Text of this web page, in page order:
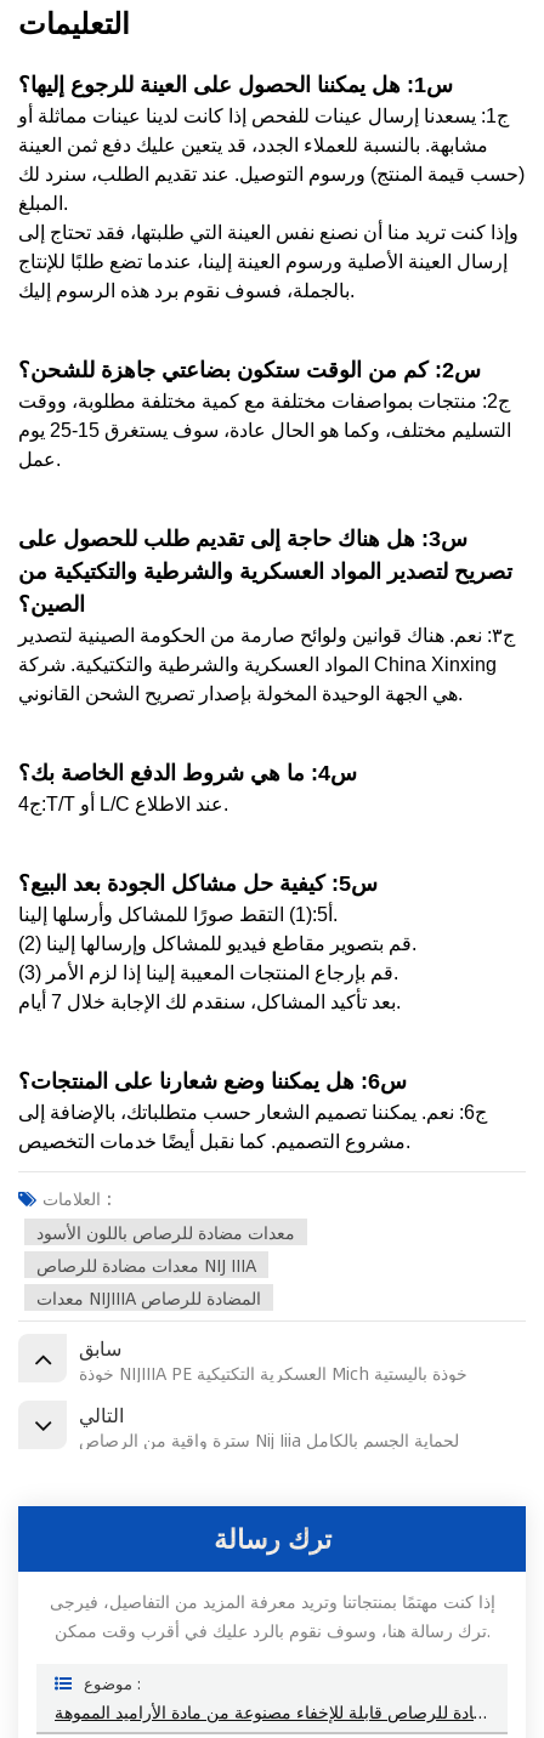
التعليمات
س1: هل يمكننا الحصول على العينة للرجوع إليها؟
ج1: يسعدنا إرسال عينات للفحص إذا كانت لدينا عينات مماثلة أو
مشابهة. بالنسبة للعملاء الجدد، قد يتعين عليك دفع ثمن العينة
(حسب قيمة المنتج) ورسوم التوصيل. عند تقديم الطلب، سنرد لك
المبلغ.
وإذا كنت تريد منا أن نصنع نفس العينة التي طلبتها، فقد تحتاج إلى
إرسال العينة الأصلية ورسوم العينة إلينا، عندما تضع طلبًا للإنتاج
بالجملة، فسوف نقوم برد هذه الرسوم إليك.
س2: كم من الوقت ستكون بضاعتي جاهزة للشحن؟
ج2: منتجات بمواصفات مختلفة مع كمية مختلفة مطلوبة، ووقت
التسليم مختلف، وكما هو الحال عادة، سوف يستغرق 15-25 يوم
عمل.
س3: هل هناك حاجة إلى تقديم طلب للحصول على
تصريح لتصدير المواد العسكرية والشرطية والتكتيكية من
الصين؟
ج٣: نعم. هناك قوانين ولوائح صارمة من الحكومة الصينية لتصدير
المواد العسكرية والشرطية والتكتيكية. شركة China Xinxing
هي الجهة الوحيدة المخولة بإصدار تصريح الشحن القانوني.
س4: ما هي شروط الدفع الخاصة بك؟
ج4:T/T أو L/C عند الاطلاع.
س5: كيفية حل مشاكل الجودة بعد البيع؟
أ5:(1) التقط صورًا للمشاكل وأرسلها إلينا.
(2) قم بتصوير مقاطع فيديو للمشاكل وإرسالها إلينا.
(3) قم بإرجاع المنتجات المعيبة إلينا إذا لزم الأمر.
بعد تأكيد المشاكل، سنقدم لك الإجابة خلال 7 أيام.
س6: هل يمكننا وضع شعارنا على المنتجات؟
ج6: نعم. يمكننا تصميم الشعار حسب متطلباتك، بالإضافة إلى
مشروع التصميم. كما نقبل أيضًا خدمات التخصيص.
العلامات :
معدات مضادة للرصاص باللون الأسود
معدات مضادة للرصاص NIJ IIIA
معدات NIJIIIA المضادة للرصاص
سابق
خوذة NIJIIIA PE العسكرية التكتيكية Mich خوذة باليستية
التالي
سترة واقية من الرصاص Nij Iiia لحماية الجسم بالكامل
ترك رسالة
إذا كنت مهتمًا بمنتجاتنا وتريد معرفة المزيد من التفاصيل، فيرجى
ترك رسالة هنا، وسوف نقوم بالرد عليك في أقرب وقت ممكن.
موضوع :
سترة خفيفة الوزن مضادة للرصاص قابلة للإخفاء مصنوعة من مادة الأراميد المموهة